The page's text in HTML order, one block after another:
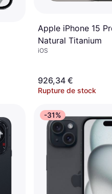
Apple iPhone 15
Natural Titanium
iOS
926,34 €
Rupture de stock
-31%